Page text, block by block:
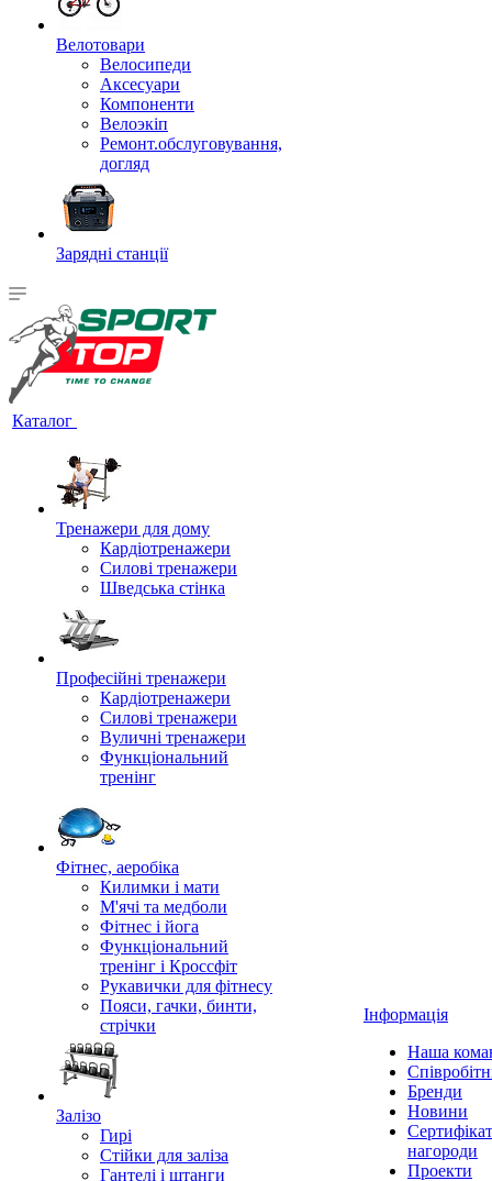
Велотовари
Велосипеди
Аксесуари
Компоненти
Велоэкіп
Ремонт.обслуговування,
догляд
Зарядні станції
Каталог
Тренажери для дому
Кардіотренажери
Силові тренажери
Шведська стінка
Професійні тренажери
Кардіотренажери
Силові тренажери
Вуличні тренажери
Функціональний
тренінг
Фітнес, аеробіка
Килимки і мати
М'ячі та медболи
Фітнес і йога
Функціональний
тренінг і Кроссфіт
Рукавички для фітнесу
Пояси, гачки, бинти,
стрічки
Залізо
Гирі
Стійки для заліза
Гантелі і штанги
Інформація
Наша
Бренди
Новини
нагороди
Проекти